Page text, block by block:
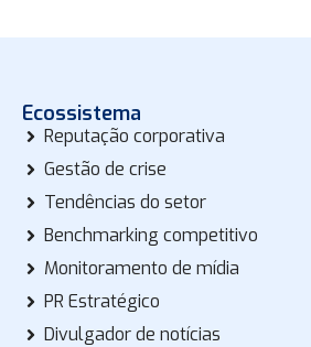
Ecossistema
Reputação corporativa
Gestão de crise
Tendências do setor
Benchmarking competitivo
Monitoramento de mídia
PR Estratégico
Divulgador de notícias